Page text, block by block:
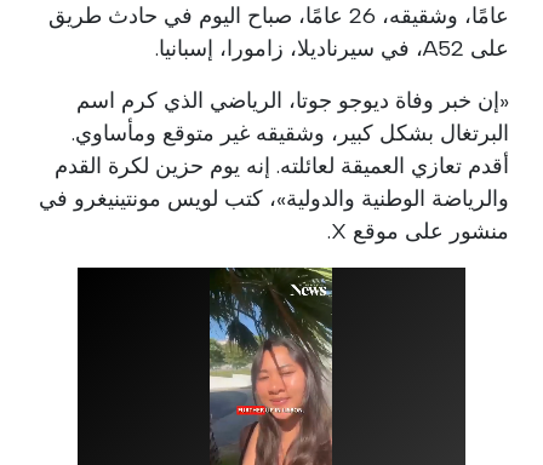
عامًا، وشقيقه، 26 عامًا، صباح اليوم في حادث طريق
على A52، في سيرناديلا، زامورا، إسبانيا.
«إن خبر وفاة ديوجو جوتا، الرياضي الذي كرم اسم
البرتغال بشكل كبير، وشقيقه غير متوقع ومأساوي.
أقدم تعازي العميقة لعائلته. إنه يوم حزين لكرة القدم
والرياضة الوطنية والدولية»، كتب لويس مونتينيغرو في
منشور على موقع X.